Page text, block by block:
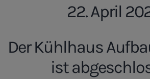
22. April
Der Kühlhaus
ist